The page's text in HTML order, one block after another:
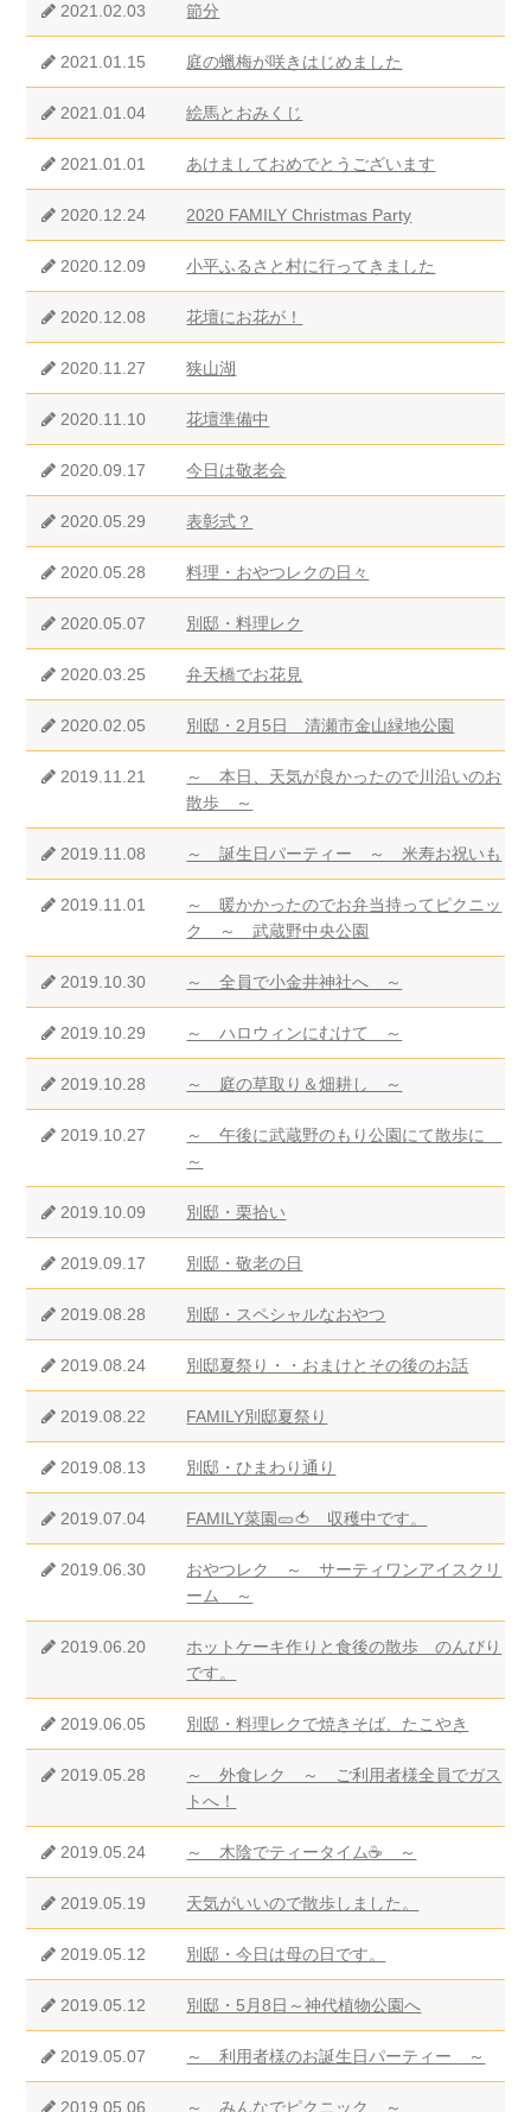
2021.02.03 節分
2021.01.15 庭の蠟梅が咲きはじめました
2021.01.04 絵馬とおみくじ
2021.01.01 あけましておめでとうございます
2020.12.24 2020 FAMILY Christmas Party
2020.12.09 小平ふるさと村に行ってきました
2020.12.08 花壇にお花が！
2020.11.27 狭山湖
2020.11.10 花壇準備中
2020.09.17 今日は敬老会
2020.05.29 表彰式？
2020.05.28 料理・おやつレクの日々
2020.05.07 別邸・料理レク
2020.03.25 弁天橋でお花見
2020.02.05 別邸・2月5日 清瀬市金山緑地公園
2019.11.21
～ 本日、天気が良かったので川沿いのお
散歩 ～
2019.11.08 ～ 誕生日パーティー ～ 米寿お祝いも
2019.11.01
～ 暖かかったのでお弁当持ってピクニッ
ク ～ 武蔵野中央公園
2019.10.30 ～ 全員で小金井神社へ ～
2019.10.29 ～ ハロウィンにむけて ～
2019.10.28 ～ 庭の草取り＆畑耕し ～
2019.10.27
～ 午後に武蔵野のもり公園にて散歩に
～
2019.10.09 別邸・栗拾い
2019.09.17 別邸・敬老の日
2019.08.28 別邸・スペシャルなおやつ
2019.08.24 別邸夏祭り・・おまけとその後のお話
2019.08.22 FAMILY別邸夏祭り
2019.08.13 別邸・ひまわり通り
2019.07.04 FAMILY菜園🥒🍅 収穫中です。
2019.06.30
おやつレク ～ サーティワンアイスクリ
ーム ～
2019.06.20
ホットケーキ作りと食後の散歩 のんびり
です。
2019.06.05 別邸・料理レクで焼きそば、たこやき
2019.05.28
～ 外食レク ～ ご利用者様全員でガス
トへ！
2019.05.24 ～ 木陰でティータイム☕ ～
2019.05.19 天気がいいので散歩しました。
2019.05.12 別邸・今日は母の日です。
2019.05.12 別邸・5月8日～神代植物公園へ
2019.05.07 ～ 利用者様のお誕生日パーティー ～
2019.05.06 ～ みんなでピクニック ～